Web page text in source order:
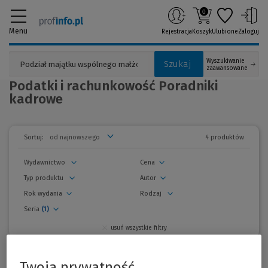
Menu
Szukaj
Wyszukiwanie
zaawansowane
Rejestracja
0
KoszykUlubioneZaloguj
Podatki i rachunkowość Poradniki
kadrowe
Sortuj: 4 produktów
Wydawnictwo
Rodzaj
Autor
Seria (1)
Cena
Rok wydania
Typ produktu
usuń wszystkie filtry
Promocje